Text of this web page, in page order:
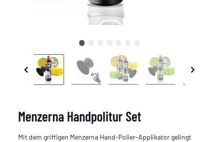
Menzerna Handpolitur Set
Mit dem griffigen Menzerna Hand-Polier-Applikator gelingt